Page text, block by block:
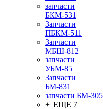
запчасти
БКМ-531
Запчасти
ПБКМ-511
Запчасти
МБШ-812
запчасти
УБМ-85
Запчасти
БМ-831
запчасти БМ-305
+ ЕЩЕ 7